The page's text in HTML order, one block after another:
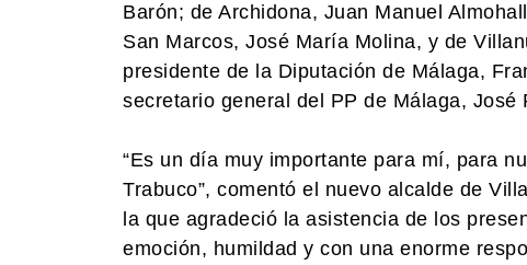
Barón; de Archidona, Juan Manuel
San Marcos, José María Molina, y de
presidente de la Diputación de Málaga,
secretario general del PP de Málaga, José
“Es un día muy importante para mí, para
Trabuco”, comentó el nuevo alcalde de
la que agradeció la asistencia de los
emoción, humildad y con una enorme